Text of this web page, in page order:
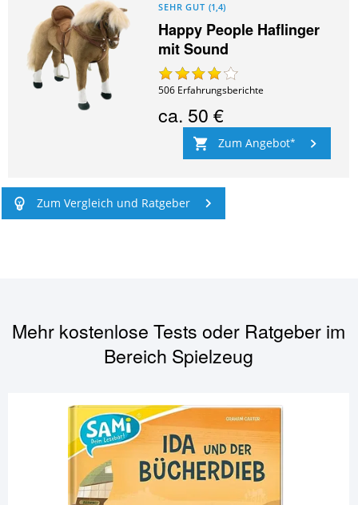
SEHR GUT (1,4)
Happy People Haflinger
mit Sound
506 Erfahrungsberichte
ca. 50 €
Zum Angebot
Zum Vergleich und Ratgeber
Mehr kostenlose Tests oder Ratgeber im
Bereich Spielzeug